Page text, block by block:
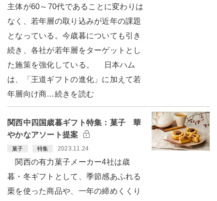
主体が60～70代であることに変わりは
なく、若年層の取り込みが近年の課題
となっている。今歳暮についても引き
続き、各社が若年層をターゲットとし
た施策を強化している。 日本ハム
は、「王道ギフトの進化」に加えて若
年層向け商…続きを読む
関西中四国歳暮ギフト特集：菓子 華
やかなアソート提案
菓子 特集 2023.11.24
関西の有力菓子メーカー4社は歳
暮・冬ギフトとして、季節感あふれる
栗を使った商品や、一年の締めくくり